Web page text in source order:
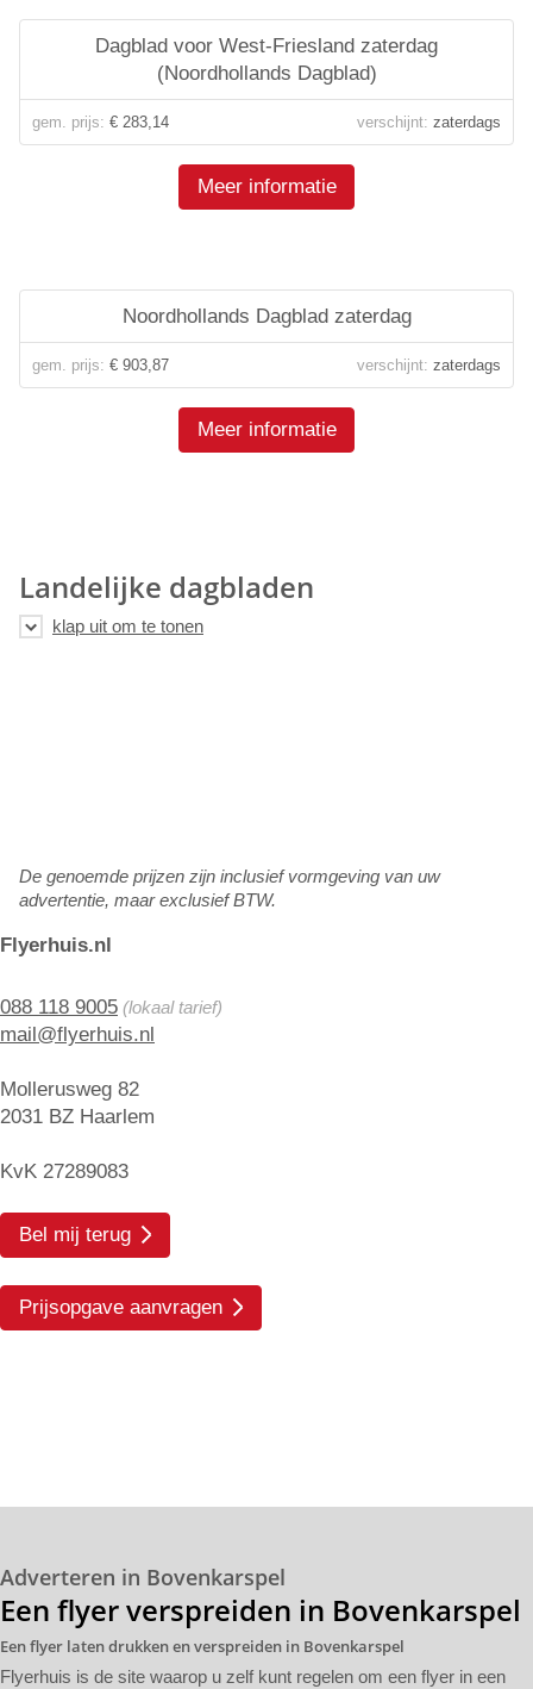
Flyerhuis.nl
088 118 9005 (lokaal tarief)
mail@flyerhuis.nl
Mollerusweg 82
2031 BZ Haarlem
KvK 27289083
Bel mij terug
Prijsopgave aanvragen
Dagblad voor West-Friesland zaterdag
(Noordhollands Dagblad)
gem. prijs: € 283,14 verschijnt: zaterdags
Meer informatie
Noordhollands Dagblad zaterdag
gem. prijs: € 903,87 verschijnt: zaterdags
Meer informatie
Landelijke dagbladen
De genoemde prijzen zijn inclusief vormgeving van uw
advertentie, maar exclusief BTW.
Adverteren in Bovenkarspel
Een flyer verspreiden in Bovenkarspel
Een flyer laten drukken en verspreiden in Bovenkarspel
Flyerhuis is de site waarop u zelf kunt regelen om een flyer in een